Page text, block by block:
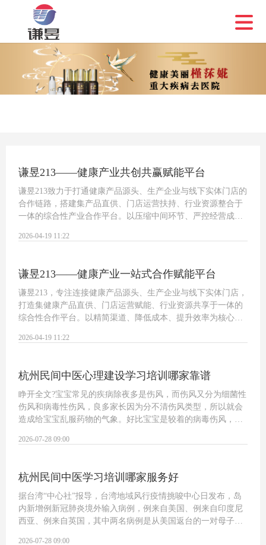
谦昱213——健康产业共创共赢赋能平台
谦昱213致力于打通健康产品源头、生产企业与线下实体门店的
合作链路，搭建集产品直供、门店运营扶持、行业资源整合于
一体的综合性产业合作平台。以压缩中间环节、严控经营成
实体门店经营更简单、更高效。平台核心…
2026-04-19 11:22
谦昱213——健康产业一站式合作赋能平台
谦昱213，专注连接健康产品源头、生产企业与线下实体门店，
打造集健康产品直供、门店运营赋能、行业资源共享于一体的
综合性合作平台。以精简渠道、降低成本、提升效率为核心，
么 一、源头直供·高性价比健康…
2026-04-19 11:22
杭州民间中医心理建设学习培训哪家靠谱
睁开全文?宝宝常见的疾病除夜多是伤风，而伤风又分为细菌性
伤风和病毒性伤风，良多家长因为分不清伤风类型，所以就会
造成给宝宝乱服药物的气象。好比宝宝是较着的病毒伤风，家
误宝宝病情，那么该若何分辩呢一般来…
2026-07-28 09:00
杭州民间中医学习培训哪家服务好
据台湾“中心社”报导，台湾地域风行疫情挑唆中心日发布，岛
内新增例新冠肺炎境外输入病例，例来自美国、例来自印度尼
西亚、例来自英国，其中两名病例是从美国返台的一对母子，
2026-07-28 09:00